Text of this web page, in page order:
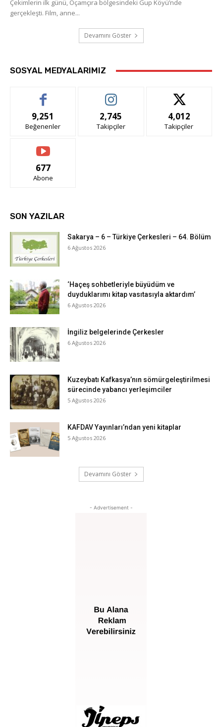
Çekimlerin ilk günü, Oçamçıra bölgesindeki Gup Köyü’nde
gerçekleşti. Film, anne...
Devamını Göster
SOSYAL MEDYALARIMIZ
9,251
Beğenenler
2,745
Takipçiler
4,012
Takipçiler
677
Abone
SON YAZILAR
Sakarya – 6 – Türkiye Çerkesleri – 64. Bölüm
6 Ağustos 2026
‘Haçeş sohbetleriyle büyüdüm ve
duyduklarımı kitap vasıtasıyla aktardım’
6 Ağustos 2026
İngiliz belgelerinde Çerkesler
6 Ağustos 2026
Kuzeybatı Kafkasya’nın sömürgeleştirilmesi
sürecinde yabancı yerleşimciler
5 Ağustos 2026
KAFDAV Yayınları’ndan yeni kitaplar
5 Ağustos 2026
Devamını Göster
- Advertisement -